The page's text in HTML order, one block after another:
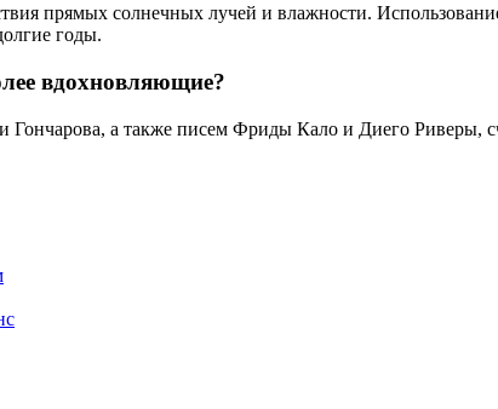
прямых солнечных лучей и влажности.
годы.
вдохновляющие?
а также писем Фриды Кало и Диего Риверы,